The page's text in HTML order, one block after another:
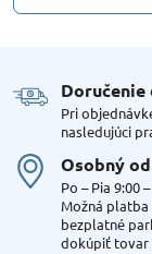
Doručenie
Pri
nasledujúci
Osobný
Po – Pia 9:00
Možná
bezplatné
dokúpiť tovar